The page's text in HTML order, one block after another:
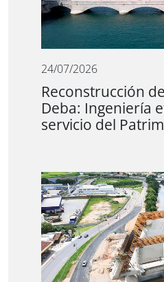
24/07/2026
Reconstrucción
Deba: Ingeniería
servicio del